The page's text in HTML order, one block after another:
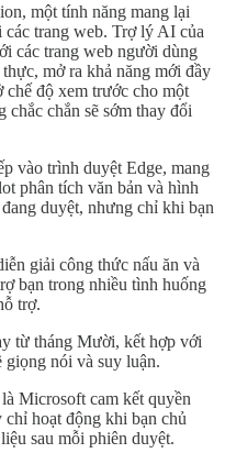
một tính năng mang lại
trang web. Trợ lý AI của
các trang web người dùng
mở ra khả năng mới đầy
chế độ xem trước cho một
chắn sẽ sớm thay đổi
vào trình duyệt Edge, mang
phân tích văn bản và hình
duyệt, nhưng chỉ khi bạn
giải công thức nấu ăn và
bạn trong nhiều tình huống
trợ.
từ tháng Mười, kết hợp với
giọng nói và suy luận.
Microsoft cam kết quyền
hoạt động khi bạn chủ
sau mỗi phiên duyệt.